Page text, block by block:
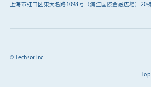
上海市虹口区東大名路1098号（浦江国際金融広場）20
© Techsor Inc
Top